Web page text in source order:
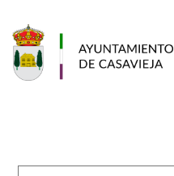
contenido